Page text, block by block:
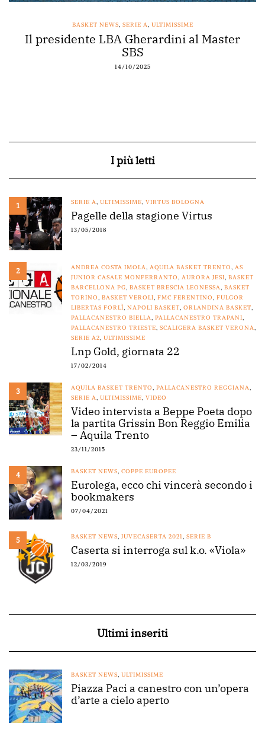
BASKET NEWS, SERIE A, ULTIMISSIME
Il presidente LBA Gherardini al Master
SBS
14/10/2025
I più letti
1 SERIE A, ULTIMISSIME, VIRTUS BOLOGNA
Pagelle della stagione Virtus
13/05/2018
2 ANDREA COSTA IMOLA, AQUILA BASKET TRENTO, AS
JUNIOR CASALE MONFERRANTO, AURORA JESI, BASKET
BARCELLONA PG, BASKET BRESCIA LEONESSA, BASKET
TORINO, BASKET VEROLI, FMC FERENTINO, FULGOR
LIBERTAS FORLÌ, NAPOLI BASKET, ORLANDINA BASKET,
PALLACANESTRO BIELLA, PALLACANESTRO TRAPANI,
PALLACANESTRO TRIESTE, SCALIGERA BASKET VERONA,
SERIE A2, ULTIMISSIME
Lnp Gold, giornata 22
17/02/2014
3 AQUILA BASKET TRENTO, PALLACANESTRO REGGIANA,
SERIE A, ULTIMISSIME, VIDEO
Video intervista a Beppe Poeta dopo
la partita Grissin Bon Reggio Emilia
– Aquila Trento
23/11/2015
4 BASKET NEWS, COPPE EUROPEE
Eurolega, ecco chi vincerà secondo i
bookmakers
07/04/2021
5 BASKET NEWS, JUVECASERTA 2021, SERIE B
Caserta si interroga sul k.o. «Viola»
12/03/2019
Ultimi inseriti
BASKET NEWS, ULTIMISSIME
Piazza Paci a canestro con un’opera
d’arte a cielo aperto